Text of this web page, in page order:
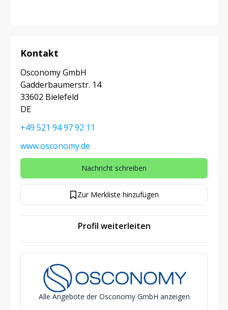
Kontakt
Osconomy GmbH
Gadderbaumerstr. 14
33602 Bielefeld
DE
+49 521 94 97 92 11
www.osconomy.de
Nachricht schreiben
Zur Merkliste hinzufügen
Profil weiterleiten
Alle Angebote der Osconomy GmbH anzeigen